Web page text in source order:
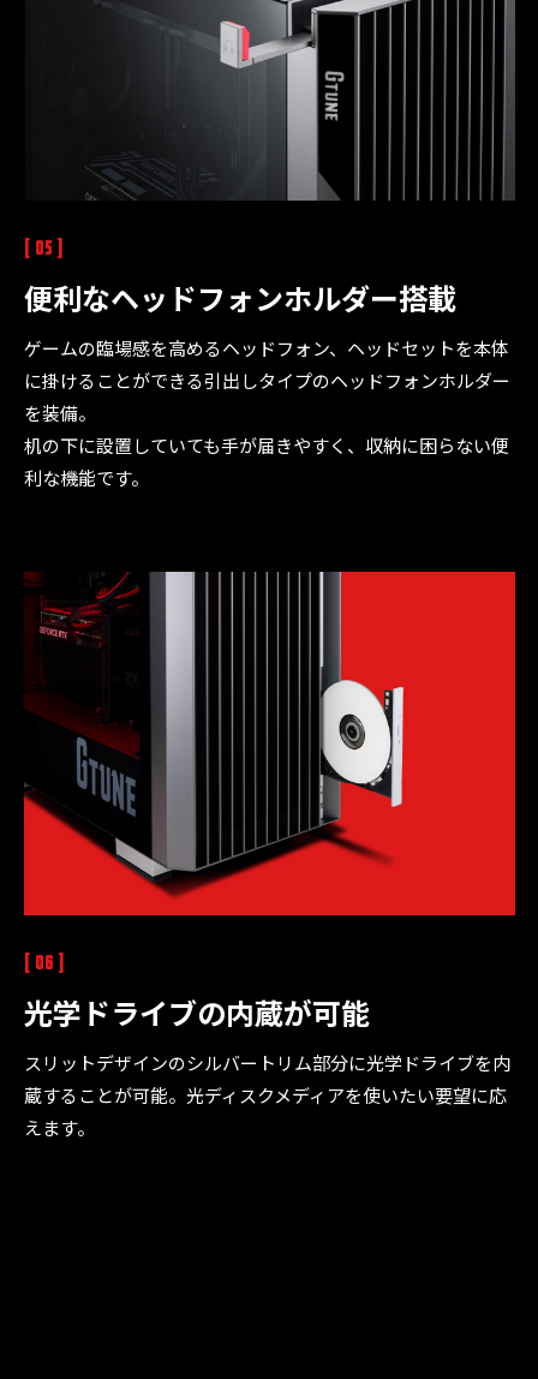
[ 05 ]
便利なヘッドフォンホルダー搭載
ゲームの臨場感を高めるヘッドフォン、ヘッドセットを本体
に掛けることができる引出しタイプのヘッドフォンホルダー
を装備。
机の下に設置していても手が届きやすく、収納に困らない便
利な機能です。
[ 06 ]
光学ドライブの内蔵が可能
スリットデザインのシルバートリム部分に光学ドライブを内
蔵することが可能。光ディスクメディアを使いたい要望に応
えます。